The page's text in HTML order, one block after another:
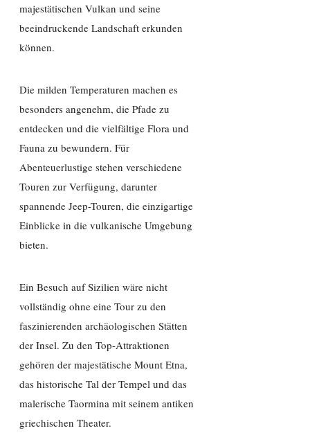
majestätischen Vulkan und seine
beeindruckende Landschaft erkunden
können.
Die milden Temperaturen machen es
besonders angenehm, die Pfade zu
entdecken und die vielfältige Flora und
Fauna zu bewundern. Für
Abenteuerlustige stehen verschiedene
Touren zur Verfügung, darunter
spannende Jeep-Touren, die einzigartige
Einblicke in die vulkanische Umgebung
bieten.
Ein Besuch auf Sizilien wäre nicht
vollständig ohne eine Tour zu den
faszinierenden archäologischen Stätten
der Insel. Zu den Top-Attraktionen
gehören der majestätische Mount Etna,
das historische Tal der Tempel und das
malerische Taormina mit seinem antiken
griechischen Theater.